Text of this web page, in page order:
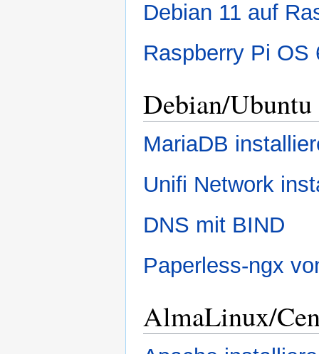
Debian 11 auf
Raspberry Pi OS
Debian/Ubuntu
MariaDB
Unifi Network
DNS mit BIND
Paperless-ngx
AlmaLinux/